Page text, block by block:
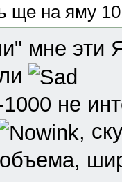
ще на яму
мне эти
не
,
объема,